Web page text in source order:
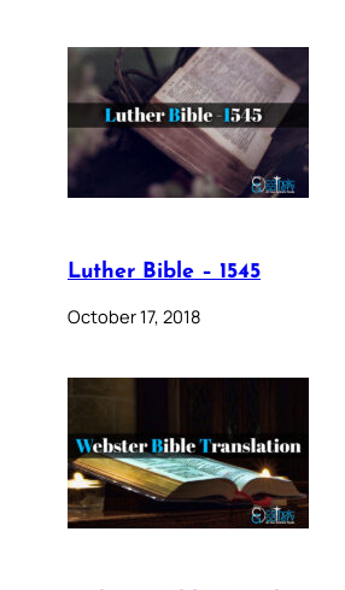
Luther Bible – 1545
October 17, 2018